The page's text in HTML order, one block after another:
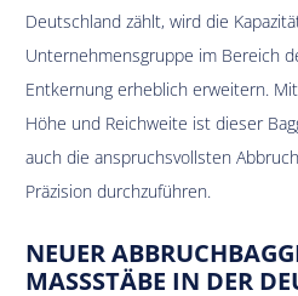
Deutschland zählt, wird die
Unternehmensgruppe im Bereich
Entkernung erheblich erweitern.
Höhe und Reichweite ist dieser
auch die anspruchsvollsten
Präzision durchzuführen.
NEUER
MASSSTÄBE IN DER